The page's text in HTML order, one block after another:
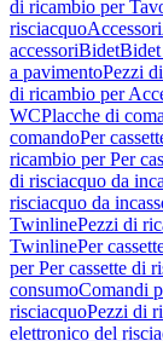
di ricambio per
risciacquoAccessori
accessoriBidetBidet
a pavimentoPezzi
di ricambio per
WCPlacche di
comandoPer
ricambio per Per
di risciacquo da
risciacquo da
TwinlinePezzi di
TwinlinePer
per Per cassette di
consumoComandi
risciacquoPezzi di
elettronico del